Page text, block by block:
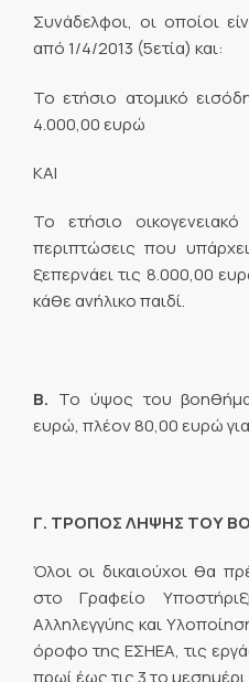
Συνάδελφοι, οι οποίοι
από 1/4/2013 (5ετία) και:
Το ετήσιο ατομικό
4.000,00 ευρώ
ΚΑΙ
Το ετήσιο
περιπτώσεις που
ξεπερνάει τις 8.000,00
κάθε ανήλικο παιδί.
Β. Το ύψος του
ευρώ, πλέον 80,00 ευρώ για
Γ. ΤΡΟΠΟΣ ΛΗΨΗΣ ΤΟΥ
Όλοι οι δικαιούχοι θα
στο Γραφείο
Αλληλεγγύης και
όροφο της ΕΣΗΕΑ, τις
πρωί έως τις 3 το μεσημέρι.